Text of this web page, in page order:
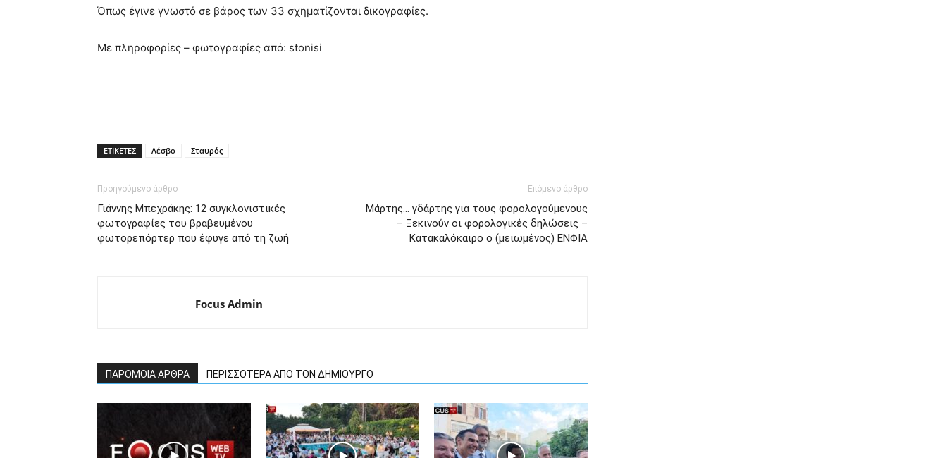
Όπως έγινε γνωστό σε βάρος των 33 σχηματίζονται δικογραφίες.
Με πληροφορίες – φωτογραφίες από: stonisi
ΕΤΙΚΕΤΕΣ Λέσβο Σταυρός
Προηγούμενο άρθρο
Γιάννης Μπεχράκης: 12 συγκλονιστικές
φωτογραφίες του βραβευμένου
φωτορεπόρτερ που έφυγε από τη ζωή
Επόμενο άρθρο
Μάρτης… γδάρτης για τους φορολογούμενους
– Ξεκινούν οι φορολογικές δηλώσεις –
Κατακαλόκαιρο ο (μειωμένος) ΕΝΦΙΑ
Focus Admin
ΠΑΡΟΜΟΙΑ ΑΡΘΡΑ ΠΕΡΙΣΣΟΤΕΡΑ ΑΠΟ ΤΟΝ ΔΗΜΙΟΥΡΓΟ